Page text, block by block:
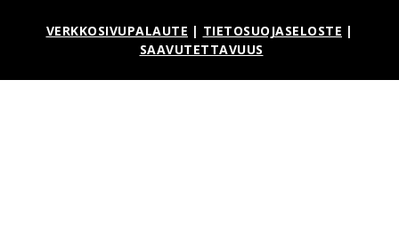
VERKKOSIVUPALAUTE | TIETOSUOJASELOSTE |
SAAVUTETTAVUUS